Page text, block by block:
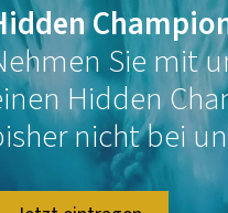
Sie mit
Hidden
nicht bei